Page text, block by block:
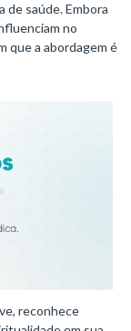
de saúde. Embora
no
que a abordagem é
reconhece